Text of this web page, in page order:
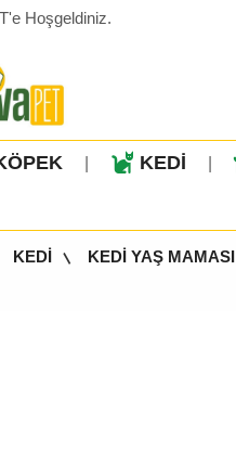
Hoşgeldiniz.
KEDİ
KEDİ KEDİ YAŞ MAMASI